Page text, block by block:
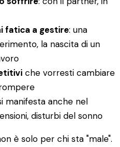
fatica a gestire: una
la nascita di un
che vorresti cambiare
manifesta anche nel
disturbi del sonno
è solo per chi sta "male".